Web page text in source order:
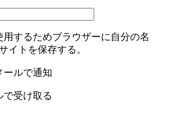
するためブラウザーに自分の名
イトを保存する。
ールで通知
で受け取る